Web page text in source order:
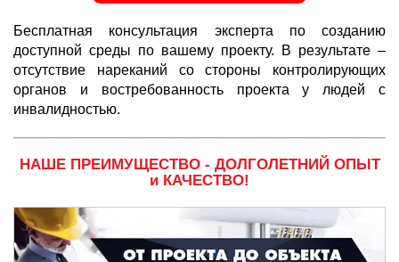
Бесплатная консультация эксперта по созданию
доступной среды по вашему проекту. В результате –
отсутствие нареканий со стороны контролирующих
органов и востребованность проекта у людей с
инвалидностью.
НАШЕ ПРЕИМУЩЕСТВО - ДОЛГОЛЕТНИЙ ОПЫТ
и КАЧЕСТВО!